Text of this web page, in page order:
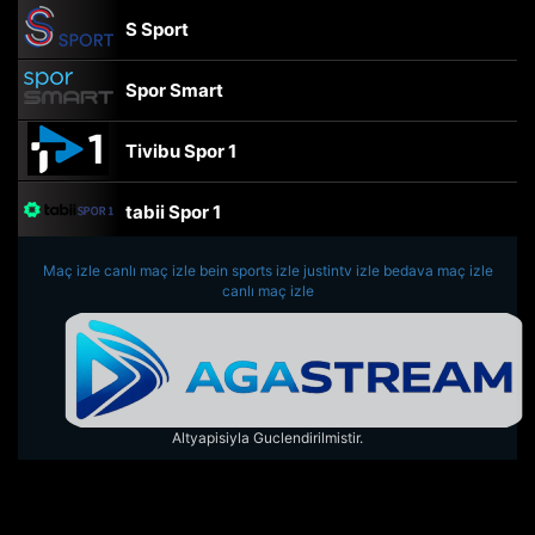
S Sport
Spor Smart
Tivibu Spor 1
tabii Spor 1
TRT Spor
beIN Sports Haber
tabii Spor
Maç izle canlı maç izle bein sports izle justintv izle bedava maç izle
canlı maç izle
Altyapisiyla Guclendirilmistir.